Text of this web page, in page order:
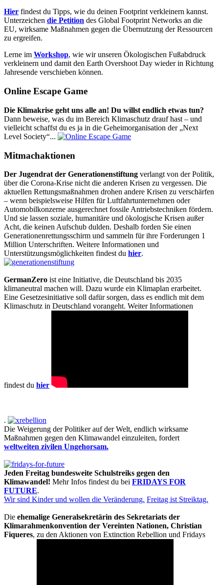
Hier findest du Tipps, wie du deinen Footprint verkleinern kannst.
Unterzeichen die Petition des Global Footprint Networks an die
EU, wirksame Maßnahmen gegen die Übernutzung der Ressourcen
zu ergreifen.
Lerne im Workshop, wie wir unseren Ökologischen Fußabdruck
verkleinern und damit den Earth Overshoot Day wieder in Richtung
Jahresende verschieben können.
Online Escape Game
Die Klimakrise geht uns alle an! Du willst endlich etwas tun?
Dann beweise, was du im Bereich Klimaschutz drauf hast – und
vielleicht schaffst du es ja in die Geheimorganisation der „Next
Level Society“...
Mitmachaktionen
Der Jugendrat der Generationenstiftung verlangt von der Politik,
über die Corona-Krise nicht die anderen Krisen zu vergessen. Die
aktuellen Rettungsmaßnahmen drohen andere Krisen zu verschärfen
– wenn beispielsweise Hilfen für Luftfahrtunternehmen oder
Automobilkonzerne ausgerechnet fossile Antriebstechniken fördern.
Und sie lassen soziale, humanitäre und ökologische Krisen außer
Acht, die keinen Aufschub dulden. Deshalb forden Sie einen
Generationenrettungsschirm und sammeln für ihre Forderungen 1
Million Unterschriften. Weitere Informationen und
Unterstützungsmöglichkeiten findest du hier.
GermanZero ist eine Initiative, die Deutschland bis 2035
klimaneutral machen will. Dazu wurde ein Klimaplan erarbeitet.
Eine Gesetzesinitiative soll dafür sorgen, dass es endlich mit dem
Klimaschutz in Deutschland vorangeht. Weiter Informationen
findest du hier
.
Die Weigerung der Politiker auf der Welt, endlich wirksame
Maßnahmen gegen den Klimawandel einzuleiten, fordert
weltweiten zivilen Ungehorsam.
Jeden Freitag bundesweite Schulstreiks gegen den
Klimawandel! Mehr Infos findest du bei FRIDAYS FOR
FUTURE.
Wir sind Kinder und wollen die Veränderung. Freitag ist Streiktag.
Die ehemalige Generalsekretärin des Sekretariats der
Klimarahmenkonvention der Vereinten Nationen, Christian
Fiqueres, zu den Aktionen von Extinction Rebellion und Fridays